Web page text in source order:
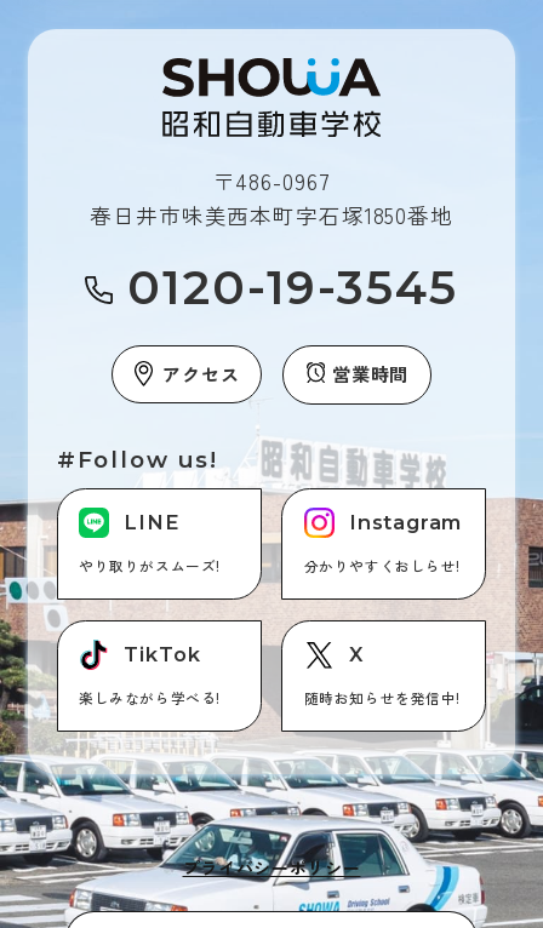
〒486-0967
春日井市味美西本町字石塚1850番地
0120-19-3545
アクセス 営業時間
#Follow us!
LINE
やり取りがスムーズ!
Instagram
分かりやすくおしらせ!
TikTok
楽しみながら学べる!
X
随時お知らせを発信中!
プライバシーポリシー